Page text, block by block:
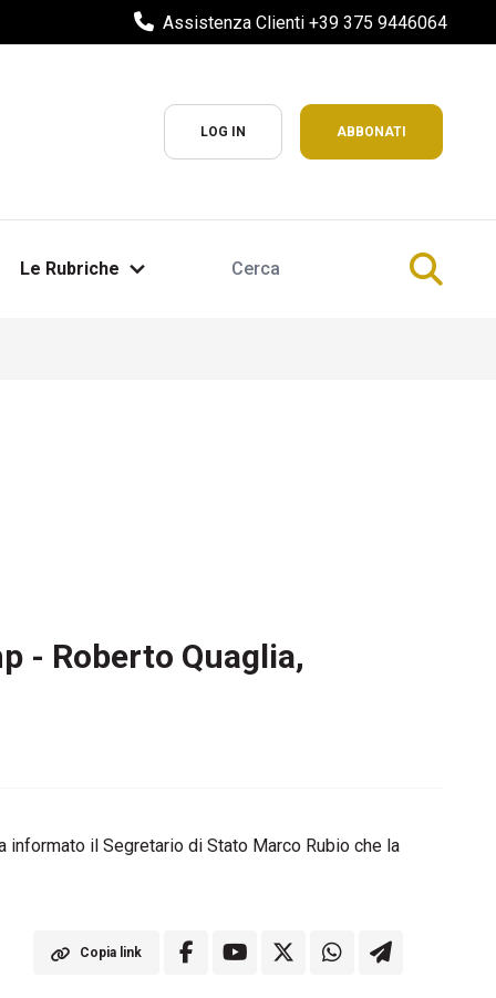
Assistenza Clienti +39 375 9446064
LOG IN ABBONATI
Le Rubriche
- Roberto Quaglia,
il Segretario di Stato Marco Rubio che la
Copia link